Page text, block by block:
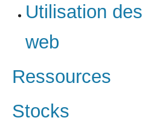
Utilisation
web
Ressources
Stocks